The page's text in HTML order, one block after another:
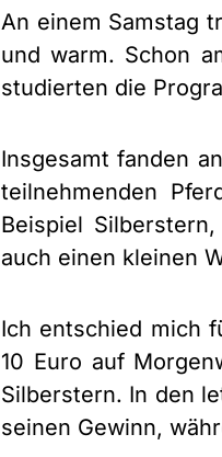
An einem Samstag
und warm. Schon
studierten die
Insgesamt fanden
teilnehmenden
Beispiel
auch einen kleinen
Ich entschied mich
10 Euro auf
Silberstern. In den
seinen Gewinn,